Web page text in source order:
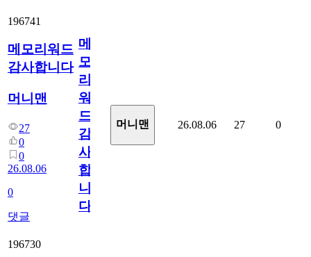
196741
메모리워드
감사합니다
머니맨
27
0
0
26.08.06
0
댓글
메
모
리
워
드
감
사
합
니
다
머니맨 26.08.06 27 0
196730